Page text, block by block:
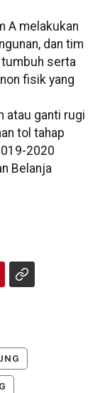
A melakukan
dan tim
serta
fisik yang
atau ganti rugi
tol tahap
2020
Belanja